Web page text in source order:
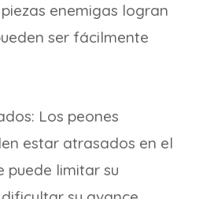
enemigas logran
ser fácilmente
Los peones
estar atrasados en el
puede limitar su